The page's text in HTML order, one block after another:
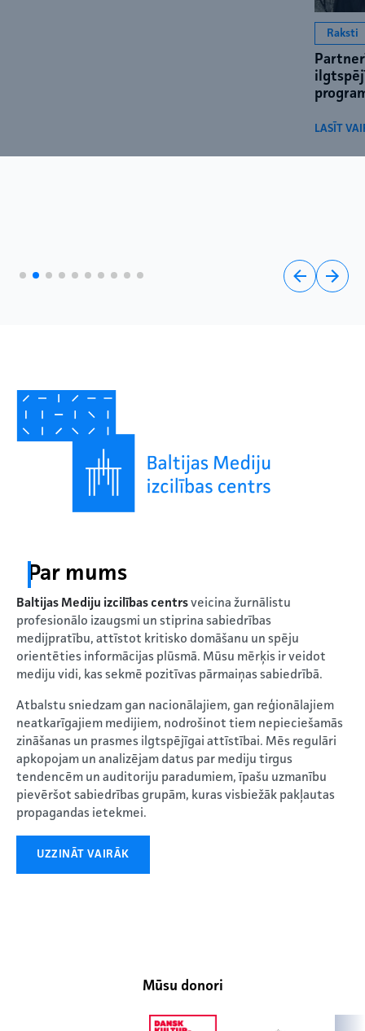
Raksti
LASĪT
Par mums
Baltijas Mediju izcilības centrsveicina žurnālistu
profesionālo izaugsmi un stiprina sabiedrības
medijpratību, attīstot kritisko domāšanu un spēju
orientēties informācijas plūsmā. Mūsu mērķis ir veidot
mediju vidi, kas sekmē pozitīvas pārmaiņas sabiedrībā.
Atbalstu sniedzam gan nacionālajiem, gan reģionālajiem
neatkarīgajiem medijiem, nodrošinot tiem nepieciešamās
zināšanas un prasmes ilgtspējīgai attīstībai. Mēs regulāri
apkopojam un analizējam datus par mediju tirgus
tendencēm un auditoriju paradumiem, īpašu uzmanību
pievēršot sabiedrības grupām, kuras visbiežāk pakļautas
propagandas ietekmei.
UZZINĀT VAIRĀK
Mūsu donori